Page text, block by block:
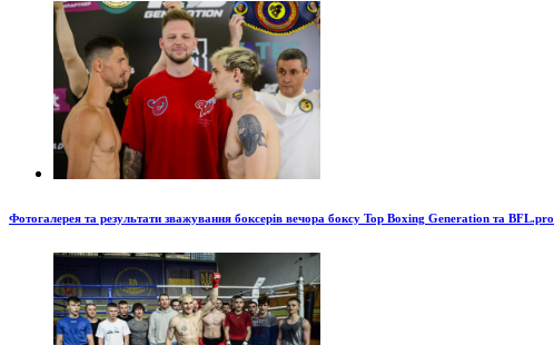
Фотогалерея та результати зважування боксерів вечора боксу Top Boxing Generation та BFL.pro